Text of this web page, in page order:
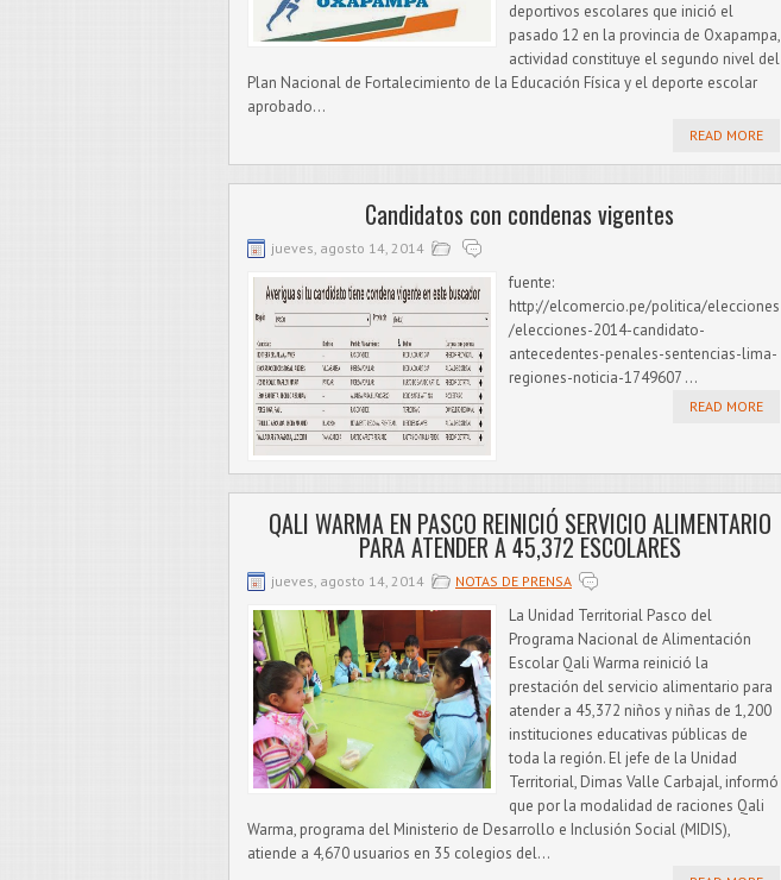
deportivos escolares que inició el
pasado 12 en la provincia de Oxapampa,
actividad constituye el segundo nivel del
Plan Nacional de Fortalecimiento de la Educación Física y el deporte escolar
aprobado...
READ MORE
Candidatos con condenas vigentes
jueves, agosto 14, 2014
fuente:
http://elcomercio.pe/politica/elecciones
/elecciones-2014-candidato-
antecedentes-penales-sentencias-lima-
regiones-noticia-1749607 ...
READ MORE
QALI WARMA EN PASCO REINICIÓ SERVICIO ALIMENTARIO
PARA ATENDER A 45,372 ESCOLARES
jueves, agosto 14, 2014 NOTAS DE PRENSA
La Unidad Territorial Pasco del
Programa Nacional de Alimentación
Escolar Qali Warma reinició la
prestación del servicio alimentario para
atender a 45,372 niños y niñas de 1,200
instituciones educativas públicas de
toda la región. El jefe de la Unidad
Territorial, Dimas Valle Carbajal, informó
que por la modalidad de raciones Qali
Warma, programa del Ministerio de Desarrollo e Inclusión Social (MIDIS),
atiende a 4,670 usuarios en 35 colegios del...